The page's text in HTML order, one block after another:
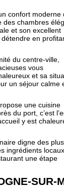
confort moderne
des chambres
et son excellent
en
du centre-ville,
vous
et sa
un séjour calme
une cuisine
du port, c’est
y est
digne des plus
ingrédients
une étape
SUR-